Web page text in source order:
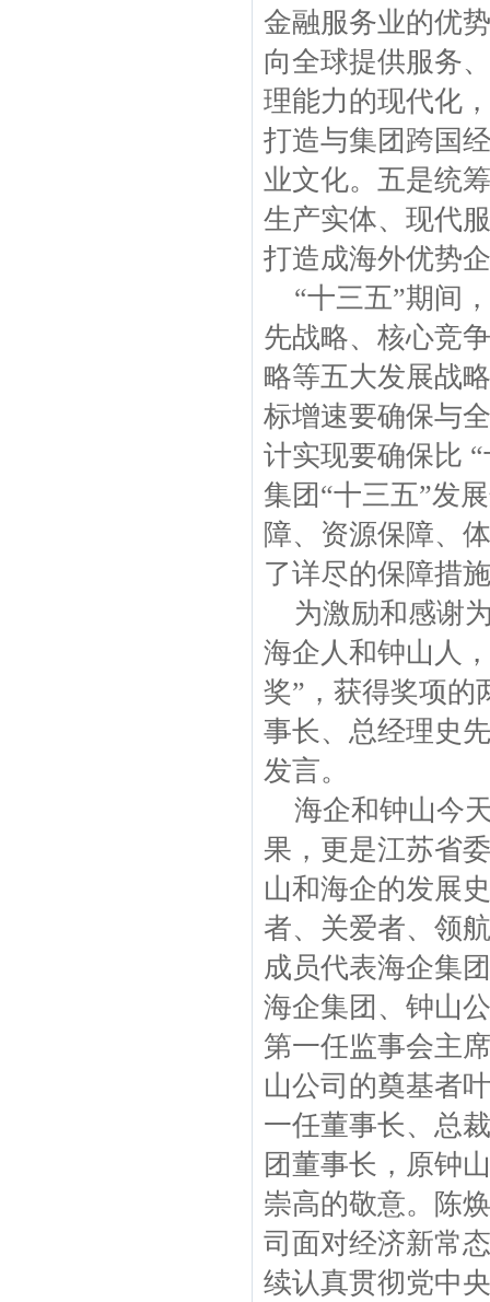
金融服务业的优
向全球提供服务
理能力的现代化
打造与集团跨国
业文化。五是统
生产实体、现代
打造成海外优势
“十三五”期间
先战略、核心竞
略等五大发展战
标增速要确保与
计实现要确保比
集团“十三五”发
障、资源保障、
了详尽的保障措
为激励和感谢
海企人和钟山人
奖”，获得奖项的
事长、总经理史
发言。
海企和钟山今
果，更是江苏省
山和海企的发展
者、关爱者、领
成员代表海企集
海企集团、钟山
第一任监事会主
山公司的奠基者
一任董事长、总
团董事长，原钟
崇高的敬意。陈
司面对经济新常
续认真贯彻党中